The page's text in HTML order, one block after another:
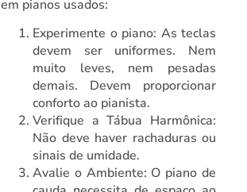
em pianos usados:
Experimente o piano: As teclas
devem ser uniformes. Nem
muito leves, nem pesadas
demais. Devem proporcionar
conforto ao pianista.
Verifique a Tábua Harmônica:
Não deve haver rachaduras ou
sinais de umidade.
Avalie o Ambiente: O piano de